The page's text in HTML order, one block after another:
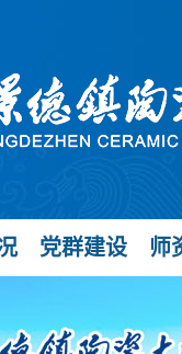
党群建设 师